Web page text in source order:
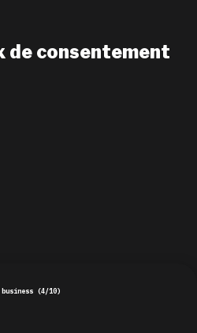
de consentement
business (4/10)